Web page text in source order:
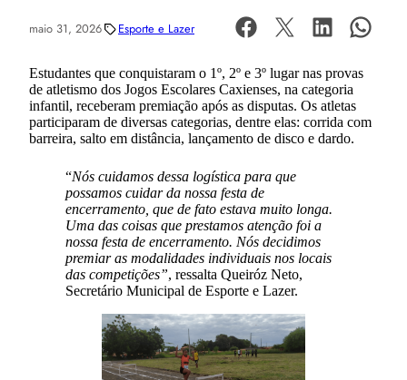
maio 31, 2026 Esporte e Lazer
Estudantes que conquistaram o 1º, 2º e 3º lugar nas provas
de atletismo dos Jogos Escolares Caxienses, na categoria
infantil, receberam premiação após as disputas. Os atletas
participaram de diversas categorias, dentre elas: corrida com
barreira, salto em distância, lançamento de disco e dardo.
“Nós cuidamos dessa logística para que
possamos cuidar da nossa festa de
encerramento, que de fato estava muito longa.
Uma das coisas que prestamos atenção foi a
nossa festa de encerramento. Nós decidimos
premiar as modalidades individuais nos locais
das competições”, ressalta Queiróz Neto,
Secretário Municipal de Esporte e Lazer.